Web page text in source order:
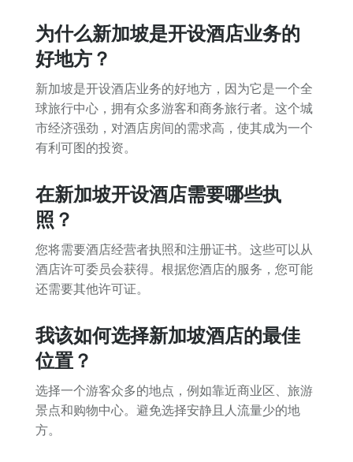
为什么新加坡是开设酒店业务的
好地方？
新加坡是开设酒店业务的好地方，因为它是一个全
球旅行中心，拥有众多游客和商务旅行者。这个城
市经济强劲，对酒店房间的需求高，使其成为一个
有利可图的投资。
在新加坡开设酒店需要哪些执
照？
您将需要酒店经营者执照和注册证书。这些可以从
酒店许可委员会获得。根据您酒店的服务，您可能
还需要其他许可证。
我该如何选择新加坡酒店的最佳
位置？
选择一个游客众多的地点，例如靠近商业区、旅游
景点和购物中心。避免选择安静且人流量少的地
方。